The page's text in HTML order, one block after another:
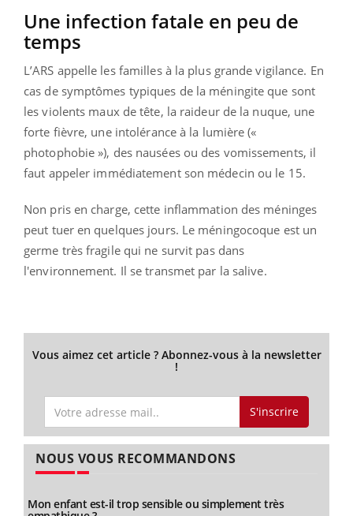
Une infection fatale en peu de
temps
L’ARS appelle les familles à la plus grande vigilance. En
cas de symptômes typiques de la méningite que sont
les violents maux de tête, la raideur de la nuque, une
forte fièvre, une intolérance à la lumière («
photophobie »), des nausées ou des vomissements, il
faut appeler immédiatement son médecin ou le 15.
Non pris en charge, cette inflammation des méninges
peut tuer en quelques jours. Le méningocoque est un
germe très fragile qui ne survit pas dans
l'environnement. Il se transmet par la salive.
Vous aimez cet article ? Abonnez-vous à la newsletter
!
S'inscrire
NOUS VOUS RECOMMANDONS
Mon enfant est-il trop sensible ou simplement très